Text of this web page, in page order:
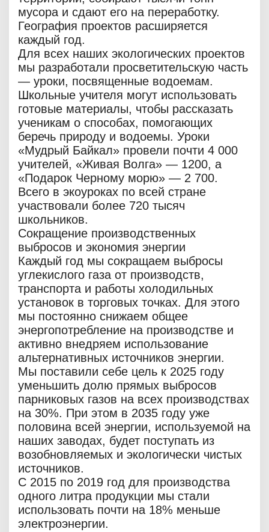
мусора и сдают его на переработку.
География проектов расширяется
каждый год.
Для всех наших экологических проектов
мы разработали просветительскую часть
— уроки, посвященные водоемам.
Школьные учителя могут использовать
готовые материалы, чтобы рассказать
ученикам о способах, помогающих
беречь природу и водоемы. Уроки
«Мудрый Байкал» провели почти 4 000
учителей, «Живая Волга» — 1200, а
«Подарок Черному морю» — 2 700.
Всего в экоуроках по всей стране
участвовали более 720 тысяч
школьников.
Сокращение производственных
выбросов и экономия энергии
Каждый год мы сокращаем выбросы
углекислого газа от производств,
транспорта и работы холодильных
установок в торговых точках. Для этого
мы постоянно снижаем общее
энергопотребление на производстве и
активно внедряем использование
альтернативных источников энергии.
Мы поставили себе цель к 2025 году
уменьшить долю прямых выбросов
парниковых газов на всех производствах
на 30%. При этом в 2035 году уже
половина всей энергии, используемой на
наших заводах, будет поступать из
возобновляемых и экологически чистых
источников.
С 2015 по 2019 год для производства
одного литра продукции мы стали
использовать почти на 18% меньше
электроэнергии.